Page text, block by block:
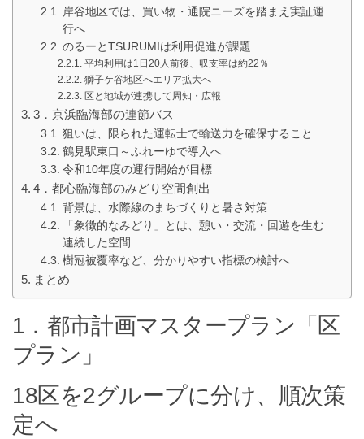
岸谷地区では、買い物・通院ニーズを踏まえ実証運
行へ
のるーとTSURUMIは利用促進が課題
平均利用は1日20人前後、収支率は約22％
獅子ケ谷地区へエリア拡大へ
区と地域が連携して周知・広報
3．京浜臨海部の連節バス
狙いは、限られた運転士で輸送力を確保すること
鶴見駅東口～ふれーゆで導入へ
令和10年度の運行開始が目標
4．都心臨海部のみどり空間創出
背景は、水際線のまちづくりと暑さ対策
「象徴的なみどり」とは、憩い・交流・回遊を生む
連続した空間
樹冠被覆率など、分かりやすい指標の検討へ
まとめ
1．都市計画マスタープラン「区
プラン」
18区を2グループに分け、順次策
定へ